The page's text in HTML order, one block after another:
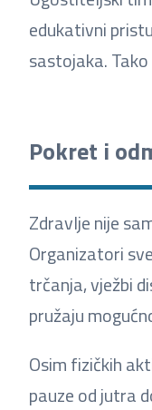
edukativni
sastojaka.
Pokret i
Zdravlje nije
Organizatori
trčanja, vježbi
pružaju
Osim fizičkih
pauze od jutra